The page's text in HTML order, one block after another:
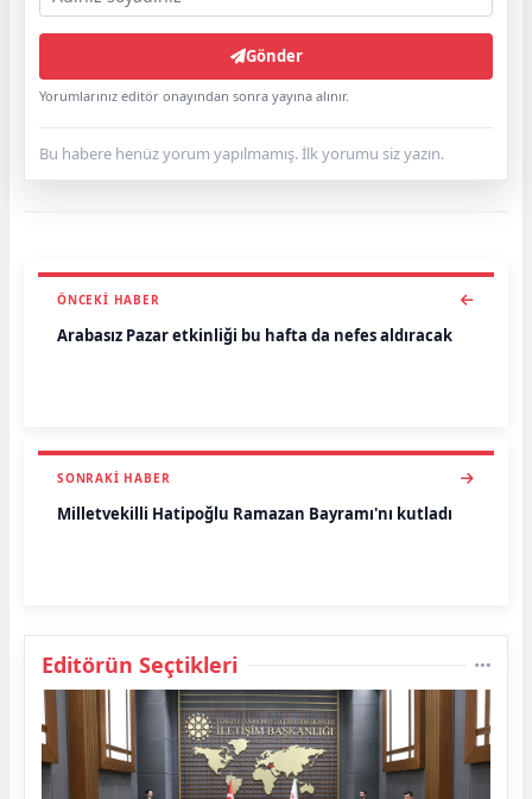
Gönder
Yorumlarınız editör onayından sonra yayına alınır.
Bu habere henüz yorum yapılmamış. İlk yorumu siz yazın.
ÖNCEKI HABER
Arabasız Pazar etkinliği bu hafta da nefes aldıracak
SONRAKI HABER
Milletvekilli Hatipoğlu Ramazan Bayramı'nı kutladı
Editörün Seçtikleri